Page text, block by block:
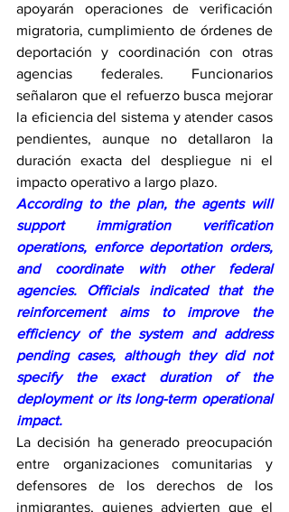
apoyarán operaciones de verificación
migratoria, cumplimiento de órdenes de
deportación y coordinación con otras
agencias federales. Funcionarios
señalaron que el refuerzo busca mejorar
la eficiencia del sistema y atender casos
pendientes, aunque no detallaron la
duración exacta del despliegue ni el
impacto operativo a largo plazo.
According to the plan, the agents will
support immigration verification
operations, enforce deportation orders,
and coordinate with other federal
agencies. Officials indicated that the
reinforcement aims to improve the
efficiency of the system and address
pending cases, although they did not
specify the exact duration of the
deployment or its long-term operational
impact.
La decisión ha generado preocupación
entre organizaciones comunitarias y
defensores de los derechos de los
inmigrantes, quienes advierten que el